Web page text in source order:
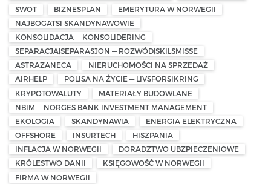
SWOT
BIZNESPLAN
EMERYTURA W NORWEGII
NAJBOGATSI SKANDYNAWOWIE
KONSOLIDACJA — KONSOLIDERING
SEPARACJA|SEPARASJON — ROZWÓD|SKILSMISSE
ASTRAZANECA
NIERUCHOMOŚCI NA SPRZEDAŻ
AIRHELP
POLISA NA ŻYCIE — LIVSFORSIKRING
KRYPOTOWALUTY
MATERIAŁY BUDOWLANE
NBIM — NORGES BANK INVESTMENT MANAGEMENT
EKOLOGIA
SKANDYNAWIA
ENERGIA ELEKTRYCZNA
OFFSHORE
INSURTECH
HISZPANIA
INFLACJA W NORWEGII
DORADZTWO UBZPIECZENIOWE
KRÓLESTWO DANII
KSIĘGOWOŚĆ W NORWEGII
FIRMA W NORWEGII